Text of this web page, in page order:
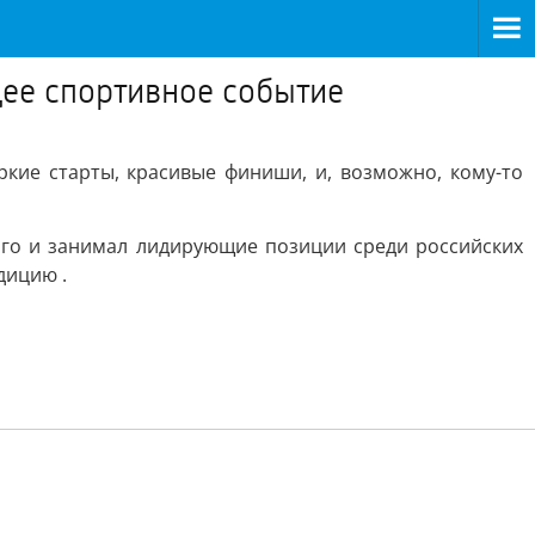
спортивное событие
старты, красивые финиши, и, возможно, кому-то
и занимал лидирующие позиции среди российских
.